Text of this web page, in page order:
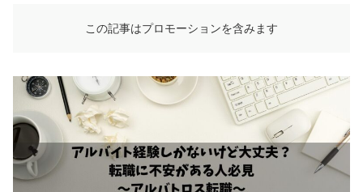
この記事はプロモーションを含みます